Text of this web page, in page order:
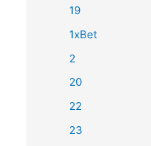
19
1xBet
2
20
22
23